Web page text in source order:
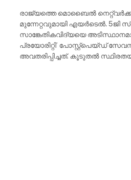
രാജ്യത്തെ മൊബൈൽ
മുന്നേറ്റവുമായി എയർടെൽ.
സാങ്കേതികവിദ്യയെ
പ്രയോരിറ്റി’ പോസ്റ്റ്‌പെയ്ഡ്
അവതരിപ്പിച്ചത്. കൂടുതൽ